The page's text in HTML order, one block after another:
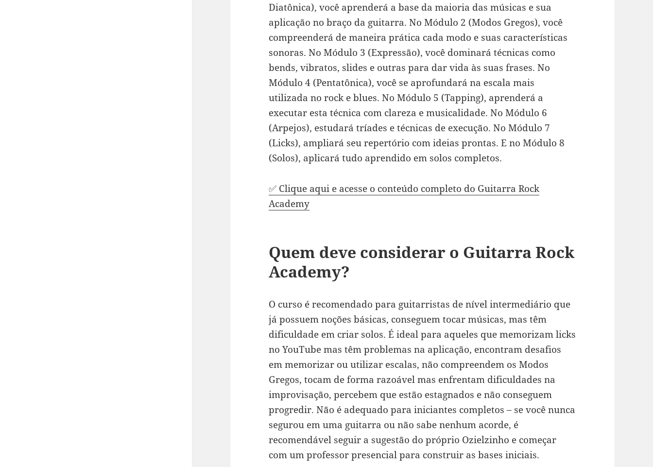
Diatônica), você aprenderá a base da maioria das músicas e sua
aplicação no braço da guitarra. No Módulo 2 (Modos Gregos), você
compreenderá de maneira prática cada modo e suas características
sonoras. No Módulo 3 (Expressão), você dominará técnicas como
bends, vibratos, slides e outras para dar vida às suas frases. No
Módulo 4 (Pentatônica), você se aprofundará na escala mais
utilizada no rock e blues. No Módulo 5 (Tapping), aprenderá a
executar esta técnica com clareza e musicalidade. No Módulo 6
(Arpejos), estudará tríades e técnicas de execução. No Módulo 7
(Licks), ampliará seu repertório com ideias prontas. E no Módulo 8
(Solos), aplicará tudo aprendido em solos completos.
✅ Clique aqui e acesse o conteúdo completo do Guitarra Rock
Academy
Quem deve considerar o Guitarra Rock
Academy?
O curso é recomendado para guitarristas de nível intermediário que
já possuem noções básicas, conseguem tocar músicas, mas têm
dificuldade em criar solos. É ideal para aqueles que memorizam licks
no YouTube mas têm problemas na aplicação, encontram desafios
em memorizar ou utilizar escalas, não compreendem os Modos
Gregos, tocam de forma razoável mas enfrentam dificuldades na
improvisação, percebem que estão estagnados e não conseguem
progredir. Não é adequado para iniciantes completos – se você nunca
segurou em uma guitarra ou não sabe nenhum acorde, é
recomendável seguir a sugestão do próprio Ozielzinho e começar
com um professor presencial para construir as bases iniciais.